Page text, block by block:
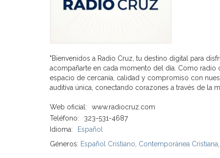
"Bienvenidos a Radio Cruz, tu destino digital para
acompañarte en cada momento del día. Como
espacio de cercanía, calidad y compromiso con
auditiva única, conectando corazones a través de la
Web oficial:
www.radiocruz.com
Teléfono:
323-531-4687
Idioma:
Español
Géneros: Español Cristiano Contemporánea Cristiana